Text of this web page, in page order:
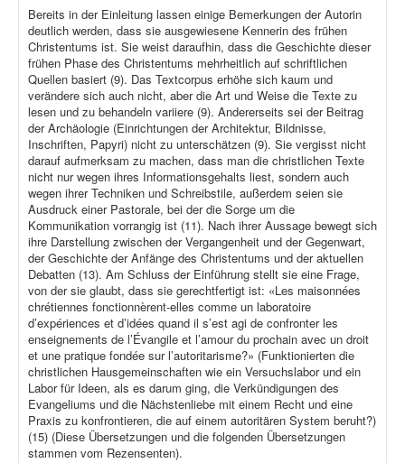
Bereits in der Einleitung lassen einige Bemerkungen der Autorin
deutlich werden, dass sie ausgewiesene Kennerin des frühen
Christentums ist. Sie weist daraufhin, dass die Geschichte dieser
frühen Phase des Christentums mehrheitlich auf schriftlichen
Quellen basiert (9). Das Textcorpus erhöhe sich kaum und
verändere sich auch nicht, aber die Art und Weise die Texte zu
lesen und zu behandeln variiere (9). Andererseits sei der Beitrag
der Archäologie (Einrichtungen der Architektur, Bildnisse,
Inschriften, Papyri) nicht zu unterschätzen (9). Sie vergisst nicht
darauf aufmerksam zu machen, dass man die christlichen Texte
nicht nur wegen ihres Informationsgehalts liest, sondern auch
wegen ihrer Techniken und Schreibstile, außerdem seien sie
Ausdruck einer Pastorale, bei der die Sorge um die
Kommunikation vorrangig ist (11). Nach ihrer Aussage bewegt sich
ihre Darstellung zwischen der Vergangenheit und der Gegenwart,
der Geschichte der Anfänge des Christentums und der aktuellen
Debatten (13). Am Schluss der Einführung stellt sie eine Frage,
von der sie glaubt, dass sie gerechtfertigt ist: «Les maisonnées
chrétiennes fonctionnèrent-elles comme un laboratoire
d’expériences et d’idées quand il s’est agi de confronter les
enseignements de l’Évangile et l’amour du prochain avec un droit
et une pratique fondée sur l’autoritarisme?» (Funktionierten die
christlichen Hausgemeinschaften wie ein Versuchslabor und ein
Labor für Ideen, als es darum ging, die Verkündigungen des
Evangeliums und die Nächstenliebe mit einem Recht und eine
Praxis zu konfrontieren, die auf einem autoritären System beruht?)
(15) (Diese Übersetzungen und die folgenden Übersetzungen
stammen vom Rezensenten).